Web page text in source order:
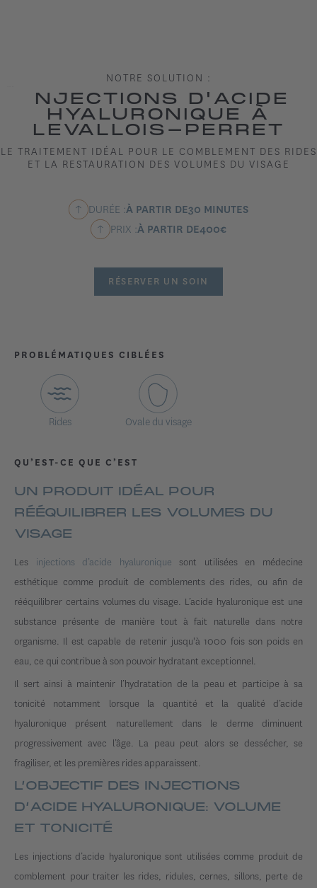
NOTRE SOLUTION :
INJECTIONS D'ACIDE
HYALURONIQUE À
LEVALLOIS-PERRET
LE TRAITEMENT IDÉAL POUR LE COMBLEMENT DES RIDES
ET LA RESTAURATION DES VOLUMES DU VISAGE
DURÉE :À PARTIR DE30 MINUTES
PRIX :À PARTIR DE400€
RÉSERVER UN SOIN
PROBLÉMATIQUES CIBLÉES
Rides Ovale du visage
QU’EST-CE QUE C’EST
UN PRODUIT IDÉAL POUR
RÉÉQUILIBRER LES VOLUMES DU
VISAGE
Les injections d’acide hyaluronique sont utilisées en médecine
esthétique comme produit de comblements des rides, ou afin de
rééquilibrer certains volumes du visage. L’acide hyaluronique est une
substance présente de manière tout à fait naturelle dans notre
organisme. Il est capable de retenir jusqu'à 1000 fois son poids en
eau, ce qui contribue à son pouvoir hydratant exceptionnel.
Il sert ainsi à maintenir l’hydratation de la peau et participe à sa
tonicité notamment lorsque la quantité et la qualité d’acide
hyaluronique présent naturellement dans le derme diminuent
progressivement avec l’âge. La peau peut alors se dessécher, se
fragiliser, et les premières rides apparaissent.
L’OBJECTIF DES INJECTIONS
D’ACIDE HYALURONIQUE: VOLUME
ET TONICITÉ
Les injections d’acide hyaluronique sont utilisées comme produit de
comblement pour traiter les rides, ridules, cernes, sillons, perte de